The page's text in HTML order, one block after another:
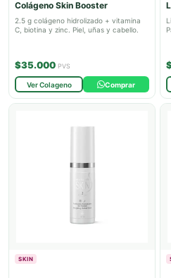
Colágeno Skin Booster
2.5 g colágeno hidrolizado + vitamina
C, biotina y zinc. Piel, uñas y cabello.
$35.000 PVS
Ver Colageno Comprar
SKIN